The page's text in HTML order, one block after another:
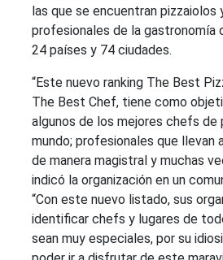
las que se encuentran pizzaiolos
profesionales de la gastronomía
24 países y 74 ciudades.
“Este nuevo ranking The Best
The Best Chef, tiene como
algunos de los mejores chefs de
mundo; profesionales que llevan
de manera magistral y muchas
indicó la organización en un
“Con este nuevo listado, sus
identificar chefs y lugares de
sean muy especiales, por su